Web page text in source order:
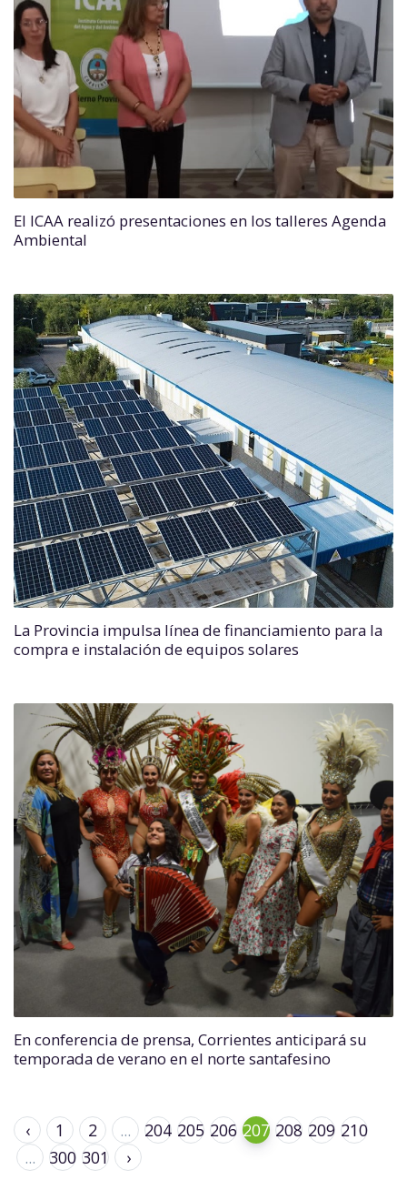
El ICAA realizó presentaciones en los talleres Agenda
Ambiental
La Provincia impulsa línea de financiamiento para la
compra e instalación de equipos solares
En conferencia de prensa, Corrientes anticipará su
temporada de verano en el norte santafesino
‹ 1 2 ... 204 205 206 207 208 209 210
...
300 301 ›